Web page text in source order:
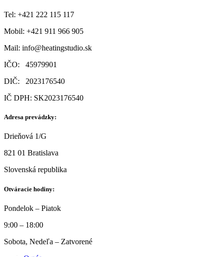
Tel: +421 222 115 117
Mobil: +421 911 966 905
Mail: info@heatingstudio.sk
IČO: 45979901
DIČ: 2023176540
IČ DPH: SK2023176540
Adresa prevádzky:
Drieňová 1/G
821 01 Bratislava
Slovenská republika
Otváracie hodiny:
Pondelok – Piatok
9:00 – 18:00
Sobota, Nedeľa – Zatvorené